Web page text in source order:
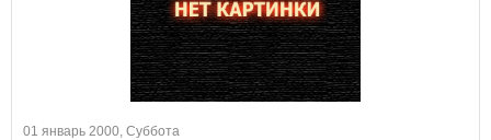
01 январь 2000, Суббота